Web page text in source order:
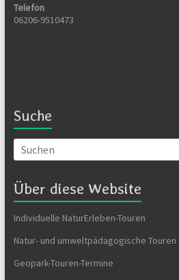
Telefon
06206-9510473
Suche
Über diese Website
Individuelle NaturErleben-Touren
Natur- und umweltpädagogische
Geopark-Touren-Termine